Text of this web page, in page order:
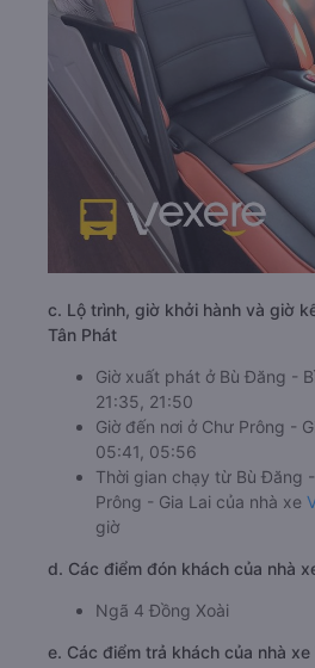
c. Lộ trình, giờ khởi hành và giờ
Tân Phát
Giờ xuất phát ở Bù Đăng -
21:35, 21:50
Giờ đến nơi ở Chư Prông -
05:41, 05:56
Thời gian chạy từ Bù Đăng
Prông - Gia Lai của nhà xe
giờ
d. Các điểm đón khách của nhà
Ngã 4 Đồng Xoài
e. Các điểm trả khách của nhà xe